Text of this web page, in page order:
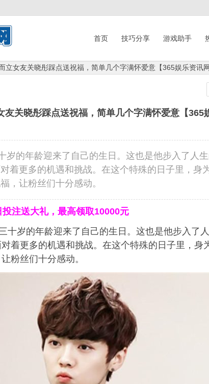
首页 技巧分享 游戏助手
立女友关晓彤踩点送祝福，简单几个字满怀爱意【365娱乐资讯网
友关晓彤踩点送祝福，简单几个字满怀爱意【365
岁的年龄迎来了自己的生日。这也是他步入了人
着更多的机遇和挑战。在这个特殊的日子里，身
，让粉丝们十分感动。
投注送大礼，最高领取10000元
十岁的年龄迎来了自己的生日。这也是他步入了
着更多的机遇和挑战。在这个特殊的日子里，身
粉丝们十分感动。